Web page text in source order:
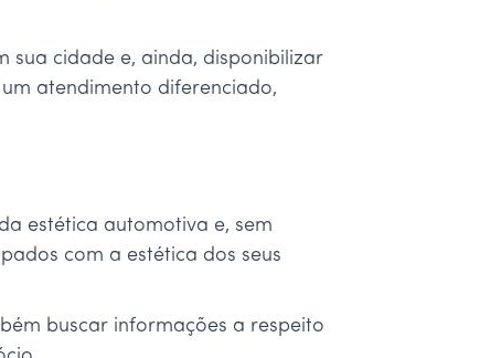
sua cidade e, ainda, disponibilizar
atendimento diferenciado,
estética automotiva e, sem
com a estética dos seus
buscar informações a respeito